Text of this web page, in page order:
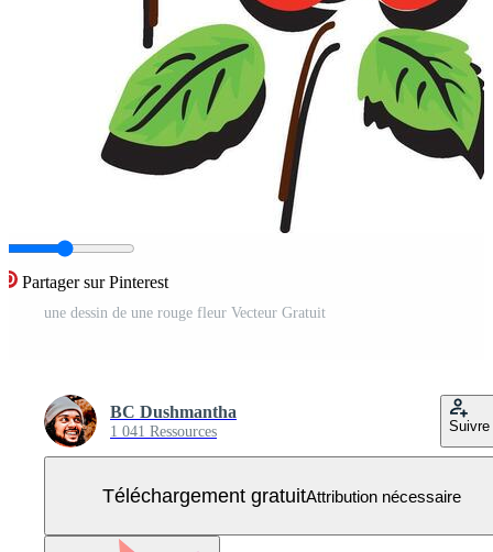
Partager sur Pinterest
une dessin de une rouge fleur Vecteur Gratuit
BC Dushmantha
1 041 Ressources Suivre
Téléchargement gratuitAttribution nécessaire